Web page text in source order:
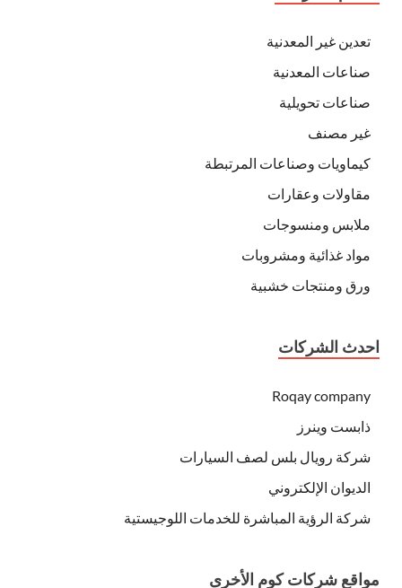
تعدين غير المعدنية
صناعات المعدنية
صناعات تحويلية
غير مصنف
كيماويات وصناعات المرتبطة
مقاولات وعقارات
ملابس ومنسوجات
مواد غذائية ومشروبات
ورق ومنتجات خشبية
احدث الشركات
Roqay company
ذابست وينرز
شركة رويال بلس لصف السيارات
الديوان الإلكتروني
شركة الرؤية المباشرة للخدمات اللوجيستية
مواقع شركات كوم الأخرى